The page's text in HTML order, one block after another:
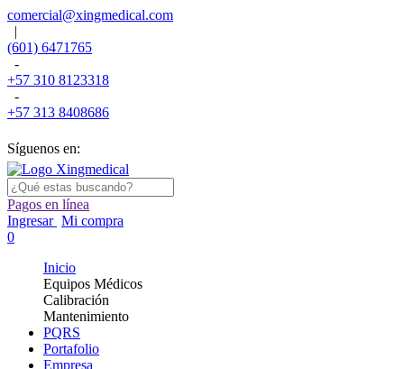
comercial@xingmedical.com
|
(601) 6471765
-
+57 310 8123318
-
+57 313 8408686
Síguenos en:
Pagos en línea
Ingresar Mi compra
0
Inicio
Equipos Médicos
Calibración
Mantenimiento
PQRS
Portafolio
Empresa